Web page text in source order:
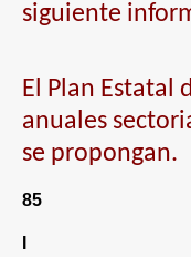
siguiente
El Plan Estatal
anuales
se propongan.
85